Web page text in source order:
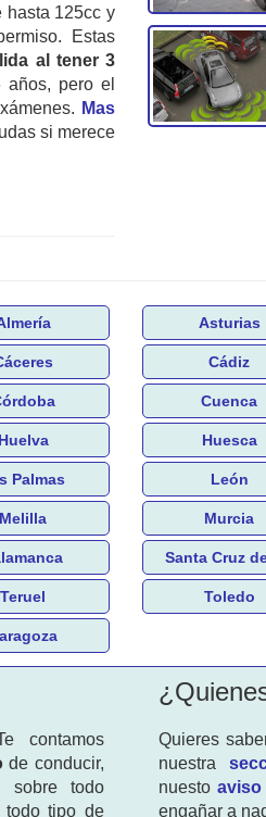
hasta 125cc y
Estas
al tener 3
pero el
Mas
si merece
Asturias
Cádiz
Cuenca
Huelva Huesca
Palmas León
Melilla Murcia
Santa Cruz
Teruel Toledo
contamos
de conducir,
sobre todo
todo tipo de
Quieres
nuestra
nuesto aviso
engañar a